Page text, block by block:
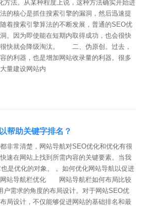
法。从某种程度上说，这种方法确实开始进
的核心是抓住搜索引擎的漏洞，然后迅速提
着搜索引擎算法的不断发展，普通的SEO优
。因为即使能在短期内取得成功，也会很快
很快就会降级淘汰。 二、伪原创。过去，
的利器，也是增加网站收录量的利器。很多
量建设网站内
帮助关键字排名？
非常清楚，网站导航对SEO优化和优化有很
速在网站上找到所需内容的关键要素。当我
是优化的对象。 。如何优化网站导航以促进
站导航栏优化 网站导航栏如何布局比较
户需求的角度的布局设计。对于网站SEO优
局设计，不仅能够促进网站的基础排名和最